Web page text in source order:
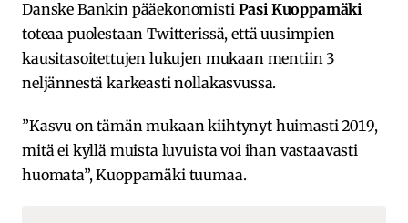
Danske Bankin pääekonomisti Pasi Kuoppamäki
toteaa puolestaan Twitterissä, että uusimpien
kausitasoitettujen lukujen mukaan mentiin 3
neljännestä karkeasti nollakasvussa.
”Kasvu on tämän mukaan kiihtynyt huimasti 2019,
mitä ei kyllä muista luvuista voi ihan vastaavasti
huomata”, Kuoppamäki tuumaa.